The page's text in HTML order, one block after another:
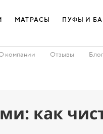
МАТРАСЫ ПУФЫ И
компании Отзывы
Блог
как